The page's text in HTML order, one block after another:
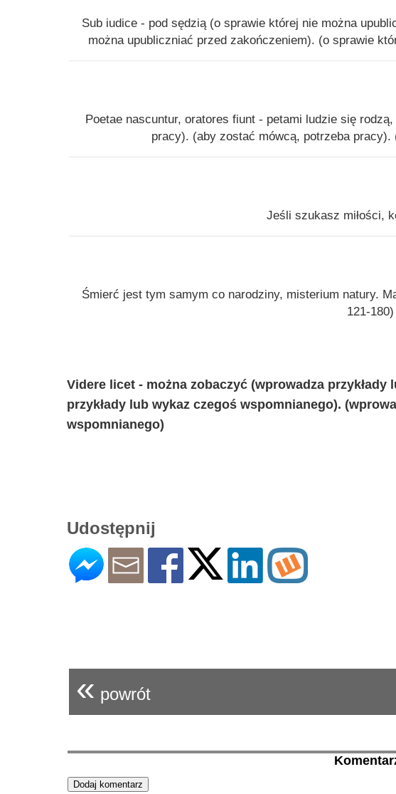
Sub iudice - pod sędzią (o sprawie której nie można
można upubliczniać przed zakończeniem). (o sprawie
Poetae nascuntur, oratores fiunt - petami ludzie się
pracy). (aby zostać mówcą, potrzeba
Jeśli szukasz miłości,
Śmierć jest tym samym co narodziny, misterium natury.
121-180)
Videre licet - można zobaczyć (wprowadza
przykłady lub wykaz czegoś wspomnianego).
wspomnianego)
Udostępnij
« powrót